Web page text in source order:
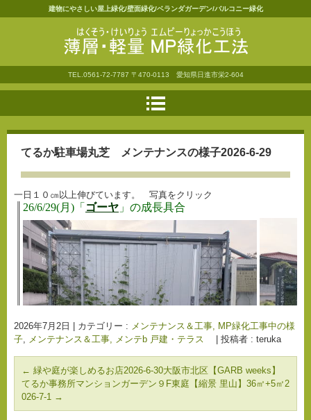
薄層・軽量ＭＰ緑化工法
建物にやさしい屋上緑化/壁面緑化/ベランダガーデン/バルコニー緑化
TEL. 0561-72-7787 〒470-0113 愛知県日進市栄2-604
てるか駐車場丸芝 メンテナンスの様子2026-6-29
一日１０㎝以上伸びています。 写真をクリック
2026年7月2日 カテゴリー : メンテナンス＆工事, MP緑化工事中の様
子, メンテナンス＆工事, メンテb 戸建・テラス 投稿者 : teruka
← 緑や庭が楽しめるお店2026-6-30大阪市北区【GARB weeks】
てるか事務所マンションガーデン９F東庭【縮景 里山】36㎡+5㎡2
026-7-1 →